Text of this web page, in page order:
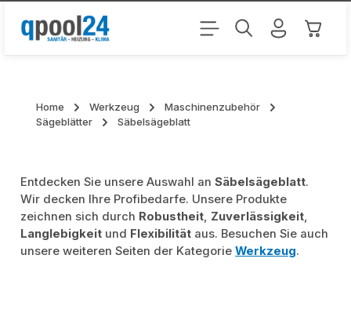
Zum Hauptinhalt springen
Home Werkzeug
Maschinenzubehör
Sägeblätter
Säbelsägeblatt
Entdecken Sie unsere Auswahl anSäbelsägeblatt.
Wir decken Ihre Profibedarfe. Unsere Produkte
zeichnen sich durch Robustheit, Zuverlässigkeit,
Langlebigkeit und Flexibilität aus. Besuchen Sie auch
unsere weiteren Seiten der KategorieWerkzeug.